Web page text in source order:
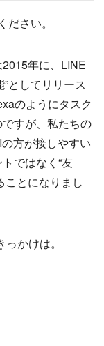
さい。
年に、LINE
としてリリース
のようにタスク
すが、私たちの
方が接しやすい
ではなく“友
ことになりまし
かけは。